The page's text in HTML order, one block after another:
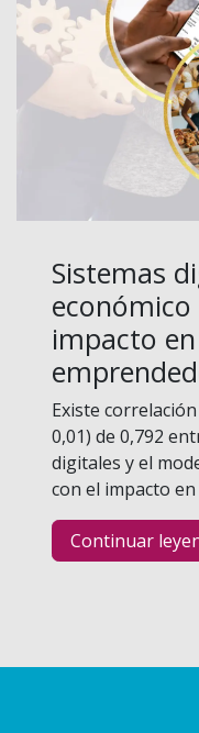
Sistemas
impacto
Existe
0,01) de 0,792
digitales y el
con el impacto
Continuar